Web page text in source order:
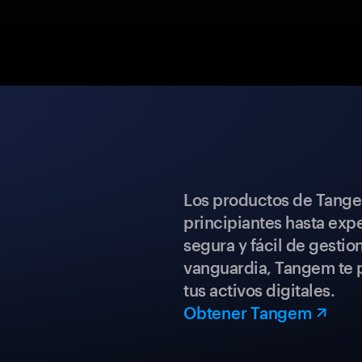
Los productos de
principiantes hasta
segura y fácil de
vanguardia, Tangem
tus activos digitales.
Obtener Tangem